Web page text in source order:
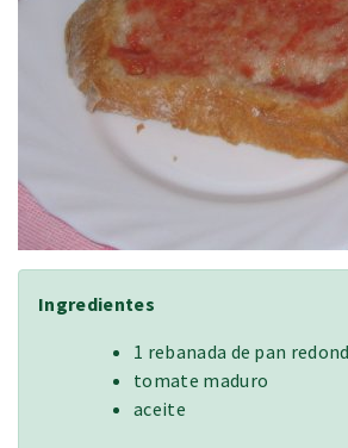
Ingredientes
1 rebanada de pan
tomate maduro
aceite